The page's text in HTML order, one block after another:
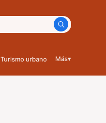
Turismo urbano Más▾